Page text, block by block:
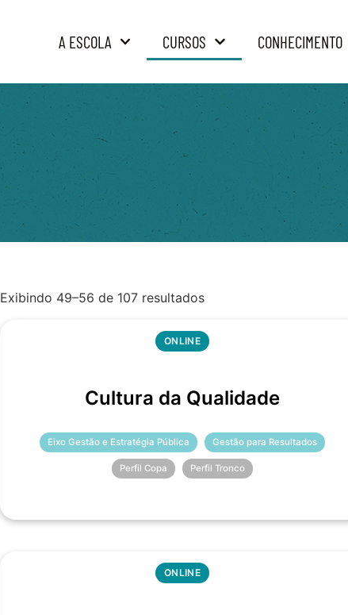
A ESCOLA CURSOS CONHECIMENTO
Exibindo 49–56 de 107 resultados
ONLINE
Cultura da Qualidade
Eixo Gestão e Estratégia Pública Gestão para Resultados
Perfil Copa Perfil Tronco
ONLINE